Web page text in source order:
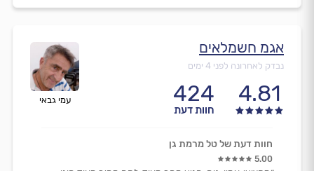
עמי גבאי
אגמ חשמלאים
נבדק לאחרונה לפני 4 ימים
4.81
424
חוות דעת
חוות דעת של טל מרמת גן
5.00